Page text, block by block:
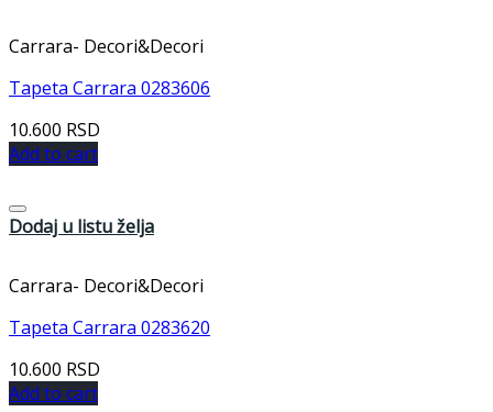
Carrara- Decori&Decori
Tapeta Carrara 0283606
10.600 RSD
Add to cart
Dodaj u listu želja
Carrara- Decori&Decori
Tapeta Carrara 0283620
10.600 RSD
Add to cart